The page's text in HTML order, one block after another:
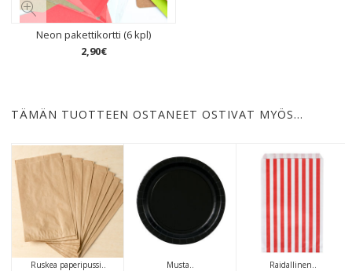
Neon pakettikortti (6 kpl)
2,90€
TÄMÄN TUOTTEEN OSTANEET OSTIVAT MYÖS…
Ruskea paperipussi..
Musta..
Raidallinen..